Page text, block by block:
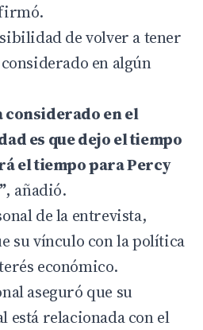
de volver a tener
en algún
considerado en el
es que dejo el tiempo
el tiempo para Percy
, añadió.
de la entrevista,
su vínculo con la política
económico.
aseguró que su
relacionada con el